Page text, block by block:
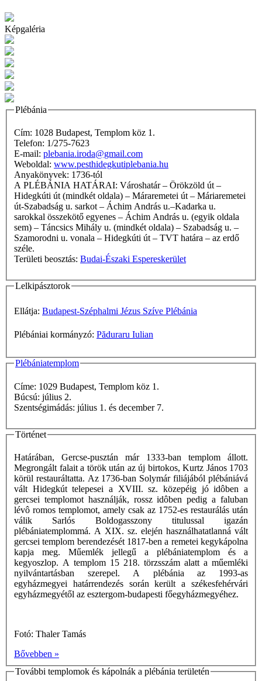
Képgaléria
Plébánia
Cím: 1028 Budapest, Templom köz 1.
Telefon: 1/275-7623
E-mail: plebania.iroda@gmail.com
Weboldal: www.pesthidegkutiplebania.hu
Anyakönyvek: 1736-tól
A PLÉBÁNIA HATÁRAI: Városhatár – Örökzöld út –
Hidegkúti út (mindkét oldala) – Máraremetei út – Máriaremetei
út-Szabadság u. sarkot – Áchim András u.–Kadarka u.
sarokkal összekötő egyenes – Áchim András u. (egyik oldala
sem) – Táncsics Mihály u. (mindkét oldala) – Szabadság u. –
Szamorodni u. vonala – Hidegkúti út – TVT határa – az erdő
széle.
Területi beosztás: Budai-Északi Espereskerület
Lelkipásztorok
Ellátja: Budapest-Széphalmi Jézus Szíve Plébánia
Plébániai kormányzó: Păduraru Iulian
Plébániatemplom
Címe: 1029 Budapest, Templom köz 1.
Búcsú: július 2.
Szentségimádás: július 1. és december 7.
Történet
Határában, Gercse-pusztán már 1333-ban templom állott.
Megrongált falait a török után az új birtokos, Kurtz János 1703
körül restauráltatta. Az 1736-ban Solymár filiájából plébániává
vált Hidegkút telepesei a XVIII. sz. közepéig jó idôben a
gercsei templomot használják, rossz idôben pedig a faluban
lévô romos templomot, amely csak az 1752-es restaurálás után
válik Sarlós Boldogasszony titulussal igazán
plébániatemplommá. A XIX. sz. elején használhatatlanná vált
gercsei templom berendezését 1817-ben a remetei kegykápolna
kapja meg. Műemlék jellegű a plébániatemplom és a
kegyoszlop. A templom 15 218. törzsszám alatt a műemléki
nyilvántartásban szerepel. A plébánia az 1993-as
egyházmegyei határrendezés során került a székesfehérvári
egyházmegyétől az esztergom-budapesti főegyházmegyéhez.
Fotó: Thaler Tamás
Bővebben »
További templomok és kápolnák a plébánia területén